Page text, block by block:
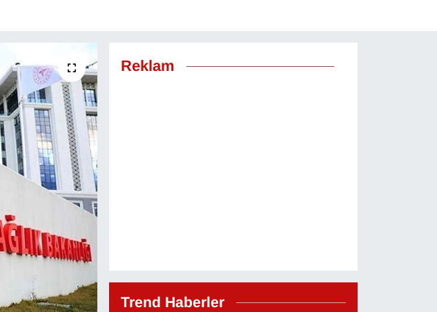
Reklam
Trend Haberler